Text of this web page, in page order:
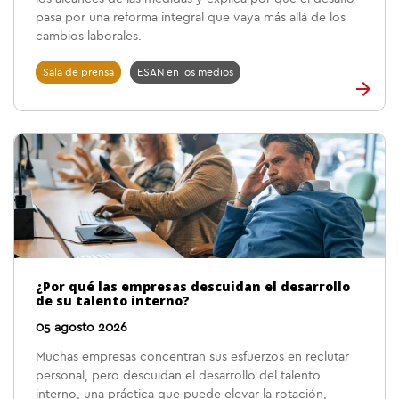
pasa por una reforma integral que vaya más allá de los
cambios laborales.
Sala de prensa ESAN en los medios
¿Por qué las empresas descuidan el desarrollo
de su talento interno?
05 agosto 2026
Muchas empresas concentran sus esfuerzos en reclutar
personal, pero descuidan el desarrollo del talento
interno, una práctica que puede elevar la rotación,